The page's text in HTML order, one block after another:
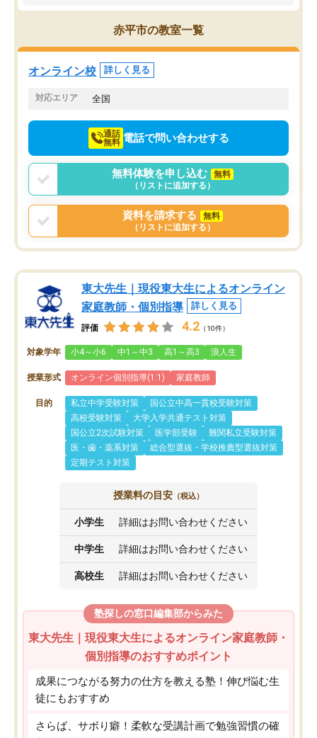
思っていました。何が今足りないのか
を的確に指導いただき、子どももびっ
くりするほど楽しんでやる気を持って
塾を受けています。狙い通り、少しず
つ成績も上がり、苦手意識も無くなっ
てきたので、さらに苦手な数学も追加
でお願いしました。来年の高校受験に
スト、多少お金がかかっ
赤平市の教室一覧
オンライン校 詳しく見る
対応エリア 全国
通話
無料 電話で問い合わせする
無料体験を申し込む
無料
（リストに追加する）
資料を請求する
無料
（リストに追加する）
東大先生｜現役東大生によるオンライン
家庭教師・個別指導
詳しく見る
評価 4.2 （10件）
対象学年 小4～小6 中1～中3 高1～高3 浪人生
授業形式 オンライン個別指導(1:1) 家庭教師
目的 私立中学受験対策
国公立中高一貫校受験対策
高校受験対策
大学入学共通テスト対策
国公立2次試験対策
医学部受験
難関私立受験対策
医・歯・薬系対策
総合型選抜・学校推薦型選抜対策
定期テスト対策
授業料の目安 （税込）
小学生 詳細はお問い合わせください
中学生 詳細はお問い合わせください
高校生 詳細はお問い合わせください
塾探しの窓口編集部からみた
東大先生｜現役東大生によるオンライン家庭教師・
個別指導のおすすめポイント
成果につながる努力の仕方を教える塾！伸び悩む生
徒にもおすすめ
さらば、サボり癖！柔軟な受講計画で勉強習慣の確